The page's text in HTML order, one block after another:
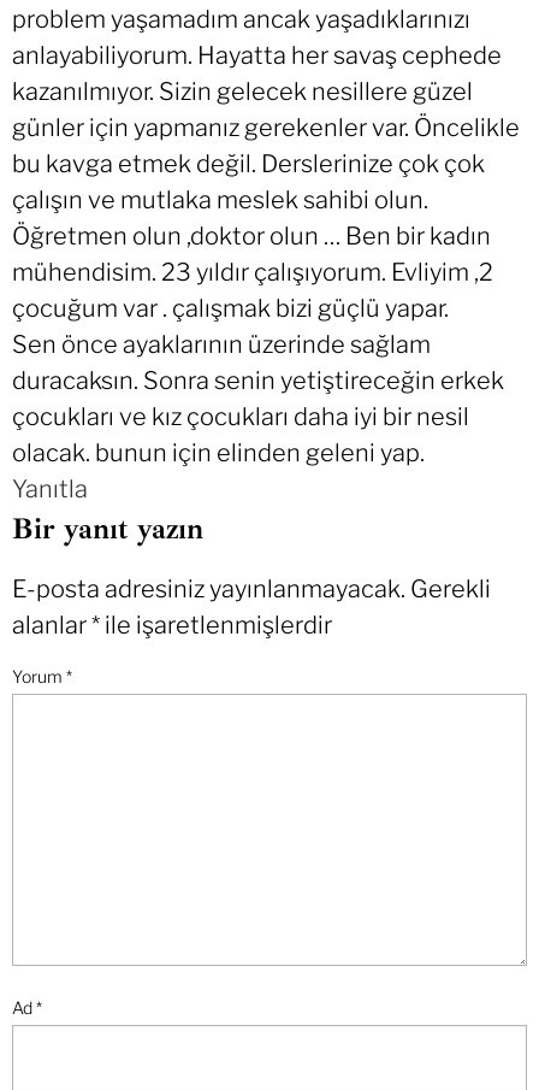
problem yaşamadım ancak yaşadıklarınızı
anlayabiliyorum. Hayatta her savaş cephede
kazanılmıyor. Sizin gelecek nesillere güzel
günler için yapmanız gerekenler var. Öncelikle
bu kavga etmek değil. Derslerinize çok çok
çalışın ve mutlaka meslek sahibi olun.
Öğretmen olun ,doktor olun … Ben bir kadın
mühendisim. 23 yıldır çalışıyorum. Evliyim ,2
çocuğum var . çalışmak bizi güçlü yapar.
Sen önce ayaklarının üzerinde sağlam
duracaksın. Sonra senin yetiştireceğin erkek
çocukları ve kız çocukları daha iyi bir nesil
olacak. bunun için elinden geleni yap.
Yanıtla
Bir yanıt yazın
E-posta adresiniz yayınlanmayacak. Gerekli
alanlar* ile işaretlenmişlerdir
Yorum *
Ad*